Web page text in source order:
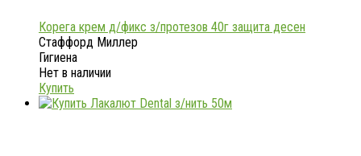
Корега крем д/фикс з/протезов 40г защита десен
Стаффорд Миллер
Гигиена
Нет в наличии
Купить